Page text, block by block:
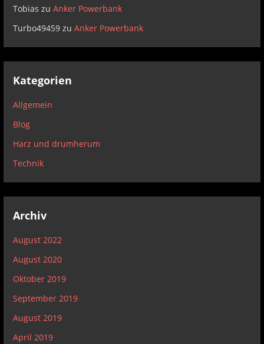
Tobias zuAnker Powerbank
Turbo49459 zuAnker Powerbank
Kategorien
Allgemein
Blog
Harz und drumherum
Technik
Archiv
August 2022
August 2020
Oktober 2019
September 2019
August 2019
April 2019